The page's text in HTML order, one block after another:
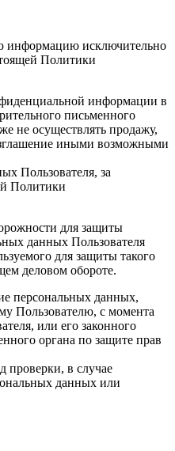
информацию исключительно
Политики
информации в
письменного
не осуществлять продажу,
иными возможными
Пользователя, за
Политики
для защиты
данных Пользователя
для защиты такого
деловом обороте.
персональных данных,
Пользователю, с момента
или его законного
органа по защите прав
проверки, в случае
данных или